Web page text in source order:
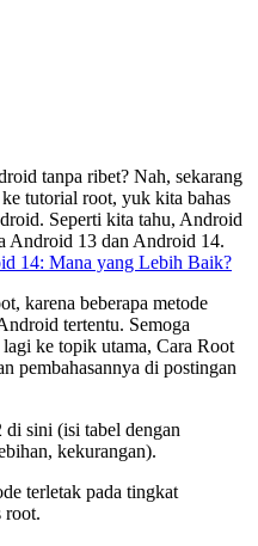
tanpa ribet? Nah, sekarang
tutorial root, yuk kita bahas
Seperti kita tahu, Android
Android 13 dan Android 14.
14: Mana yang Lebih Baik?
karena beberapa metode
tertentu. Semoga
ke topik utama, Cara Root
pembahasannya di postingan
di sini (isi tabel dengan
kekurangan).
terletak pada tingkat
root.